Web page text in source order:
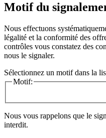
Motif du
Nous effectuons
légalité et la conformité des
contrôles vous constatez des
nous le signaler.
Sélectionnez un motif dans la
Motif:
Nous vous rappelons que le
interdit.